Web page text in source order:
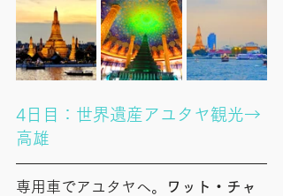
4日目：世界遺産アユタヤ観光→
高雄
専用車でアユタヤへ。
ワット・チャ